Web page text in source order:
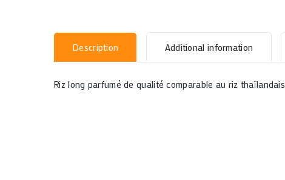
Description Additional information
Riz long parfumé de qualité comparable au riz thaïlandais